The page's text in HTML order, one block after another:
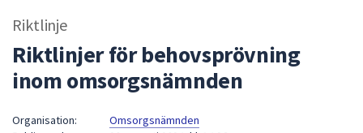
sökfältet
kommer
sökförslag
Riktlinje
Riktlinjer för behovsprövning
inom omsorgsnämnden
Organisation:
Omsorgsnämnden